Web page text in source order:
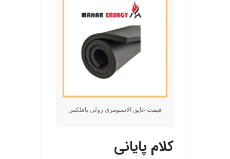
قیمت عایق الاستومری رولی پافلکس
کلام پایانی